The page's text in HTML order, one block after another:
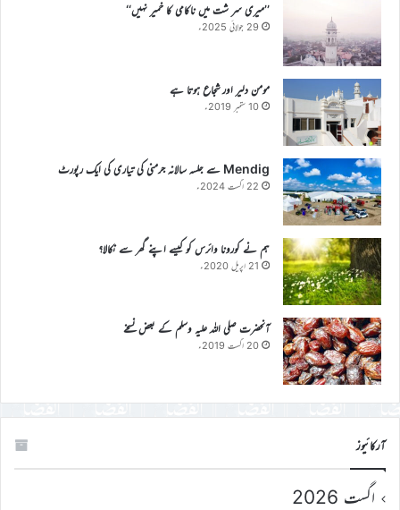
’’میری سر شت میں ناکامی کا خمیر نہیں‘‘
29 جولائی 2025ء
مومن دلیر اور شجاع ہوتا ہے
10 ستمبر 2019ء
Mendig سے جلسہ سالانہ جرمنی کی تیاری کی ایک رپورٹ
22 اگست 2024ء
ہم نے کورونا وائرس کو کیسے اپنے گھر سے نکالا؟
21 اپریل 2020ء
آنحضرت صلی اللہ علیہ وسلم کے بعض نسخے
20 اگست 2019ء
آرکائیوز
اگست 2026